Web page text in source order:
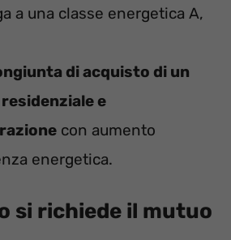
a una classe energetica A,
di acquisto di un
e
con aumento
energetica.
si richiede il mutuo